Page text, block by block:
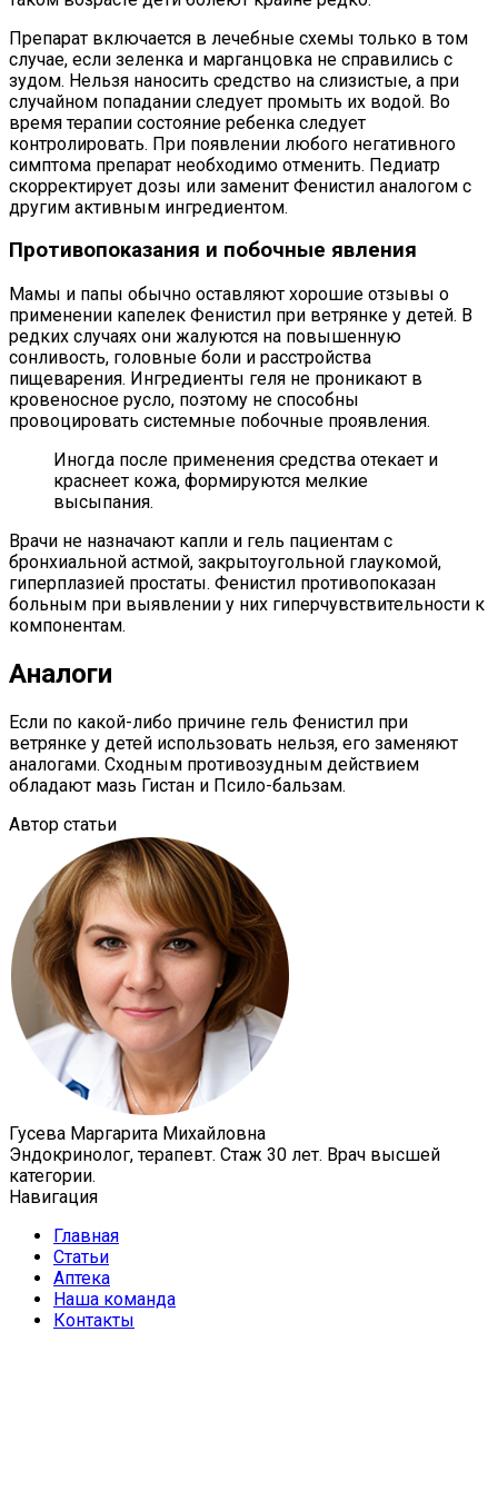
Препарат включается в лечебные схемы только в том
случае, если зеленка и марганцовка не справились с
зудом. Нельзя наносить средство на слизистые, а при
случайном попадании следует промыть их водой. Во
время терапии состояние ребенка следует
контролировать. При появлении любого негативного
симптома препарат необходимо отменить. Педиатр
скорректирует дозы или заменит Фенистил аналогом с
другим активным ингредиентом.
Противопоказания и побочные явления
Мамы и папы обычно оставляют хорошие отзывы о
применении капелек Фенистил при ветрянке у детей. В
редких случаях они жалуются на повышенную
сонливость, головные боли и расстройства
пищеварения. Ингредиенты геля не проникают в
кровеносное русло, поэтому не способны
провоцировать системные побочные проявления.
Иногда после применения средства отекает и
краснеет кожа, формируются мелкие
высыпания.
Врачи не назначают капли и гель пациентам с
бронхиальной астмой, закрытоугольной глаукомой,
гиперплазией простаты. Фенистил противопоказан
больным при выявлении у них гиперчувствительности к
компонентам.
Аналоги
Если по какой-либо причине гель Фенистил при
ветрянке у детей использовать нельзя, его заменяют
аналогами. Сходным противозудным действием
обладают мазь Гистан и Псило-бальзам.
Автор статьи
Гусева Маргарита Михайловна
Эндокринолог, терапевт. Стаж 30 лет. Врач высшей
категории.
Навигация
Главная
Статьи
Аптека
Наша команда
Контакты